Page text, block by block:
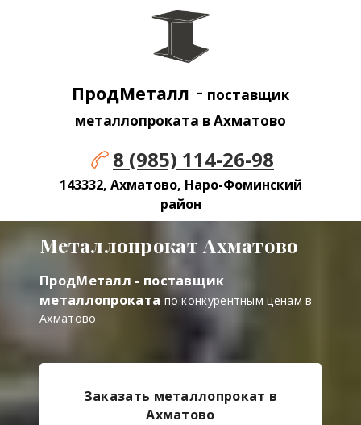
ПродМеталл - поставщик
металлопроката в Ахматово
8 (985) 114-26-98
143332, Ахматово, Наро-Фоминский
район
Металлопрокат Ахматово
ПродМеталл - поставщик
металлопроката по конкурентным ценам в
Ахматово
Заказать металлопрокат в
Ахматово